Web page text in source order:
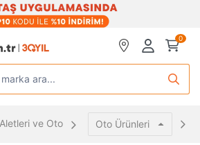
0
ara...
ve Oto Oto Ürünleri